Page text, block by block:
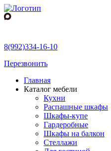
8(992)334-16-10
Перезвонить
Главная
Каталог мебели
Кухни
Распашные шкафы
Шкафы-купе
Гардеробные
Шкафы на балкон
Стеллажи